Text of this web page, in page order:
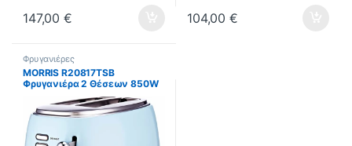
147,00€ 104,00€
Φρυγανιέρες
MORRIS R20817TSB
Φρυγανιέρα 2 Θέσεων 850W
Γαλάζιο ΕΩΣ 12 ΔΟΣΕΙΣ